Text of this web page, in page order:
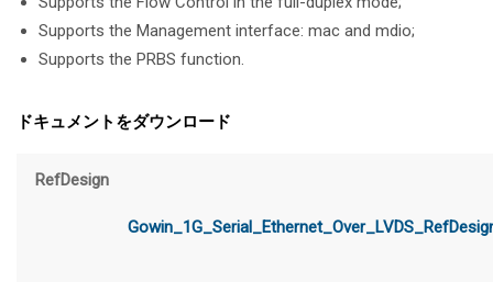
Supports the Management interface: mac and mdio;
Supports the PRBS function.
ドキュメントをダウンロード
RefDesign